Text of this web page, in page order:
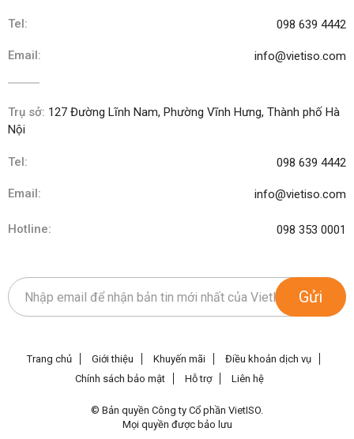
Tel: 098 639 4442
Email: info@vietiso.com
Trụ sở: 127 Đường Lĩnh Nam, Phường Vĩnh Hưng, Thành phố Hà
Nội
Tel: 098 639 4442
Email: info@vietiso.com
Hotline: 098 353 0001
Gửi
Trang chủ Giới thiệu Khuyến mãi
Điều khoản dịch vụ
Chính sách bảo mật
Hỗ trợ Liên hệ
© Bản quyền Công ty Cổ phần VietISO.
Mọi quyền được bảo lưu